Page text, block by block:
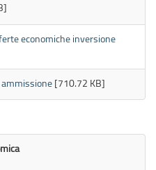
economiche inversione
ammissione [710.72 KB]